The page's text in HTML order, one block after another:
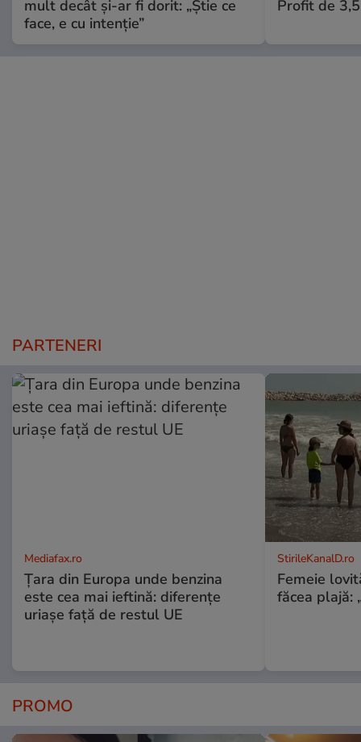
mult decât și-ar fi dorit: „Știe ce
face, e cu intenție”
Profit de
PARTENERI
Mediafax.ro
Țara din Europa unde benzina
este cea mai ieftină: diferențe
uriașe față de restul UE
StirileKanalD.ro
Femeie
făcea plajă:
PROMO